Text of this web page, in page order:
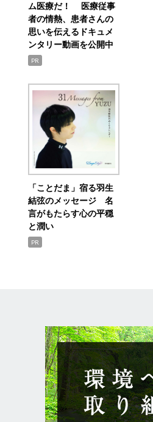
ム医療だ！ 医療従事
者の情熱、患者さんの
思いを伝えるドキュメ
ンタリー動画を公開中
PR
「ことだま」宿る羽生
結弦のメッセージ 名
言がもたらす心の平穏
と潤い
PR